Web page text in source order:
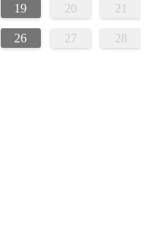
19 20 21
26 27 28